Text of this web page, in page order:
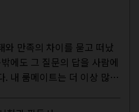
에도 그 질문의 답을 사람에
. 내 룸메이트는 더 이상 많은